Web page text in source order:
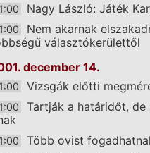
Nagy László: Játék
Nem akarnak
választókerülettől
december 14.
Vizsgák előtti
Tartják a határidőt, de
Több ovist